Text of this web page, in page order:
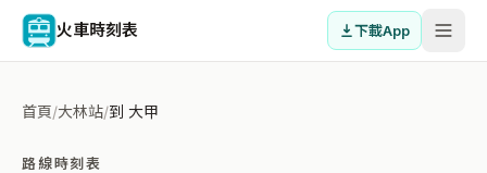
火車時刻表 下載App
首頁/大林站/到 大甲
路線時刻表